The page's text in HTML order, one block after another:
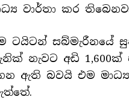
වාර්තා කර
ටයිටන් සබ්මැරීනයේ
නැවට අඩි
ඇති බවයි එම මාධ්‍ය